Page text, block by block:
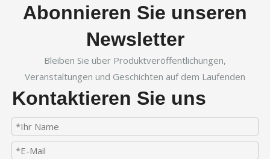
Abonnieren Sie unseren
Newsletter
Bleiben Sie über Produktveröffentlichungen,
Veranstaltungen und Geschichten auf dem Laufenden
Kontaktieren Sie uns